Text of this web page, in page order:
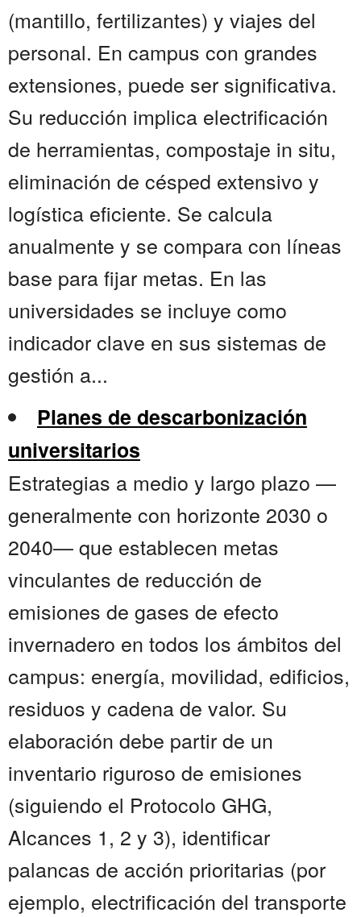
(mantillo, fertilizantes) y viajes del
personal. En campus con grandes
extensiones, puede ser significativa.
Su reducción implica electrificación
de herramientas, compostaje in situ,
eliminación de césped extensivo y
logística eficiente. Se calcula
anualmente y se compara con líneas
base para fijar metas. En las
universidades se incluye como
indicador clave en sus sistemas de
gestión a...
Planes de descarbonización
universitarios
Estrategias a medio y largo plazo —
generalmente con horizonte 2030 o
2040— que establecen metas
vinculantes de reducción de
emisiones de gases de efecto
invernadero en todos los ámbitos del
campus: energía, movilidad, edificios,
residuos y cadena de valor. Su
elaboración debe partir de un
inventario riguroso de emisiones
(siguiendo el Protocolo GHG,
Alcances 1, 2 y 3), identificar
palancas de acción prioritarias (por
ejemplo, electrificación del transporte